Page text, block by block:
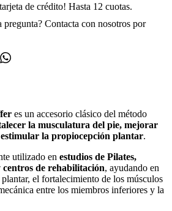
de crédito! Hasta 12 cuotas.
pregunta? Contacta con nosotros por
es un accesorio clásico del método
la musculatura del pie, mejorar
la propiocepción plantar.
utilizado en estudios de Pilates,
de rehabilitación, ayudando en
el fortalecimiento de los músculos
entre los miembros inferiores y la